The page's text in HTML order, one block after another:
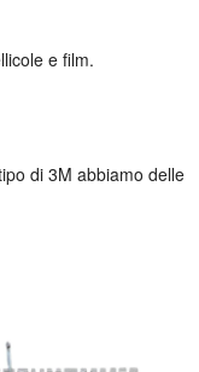
e film.
di 3M abbiamo delle